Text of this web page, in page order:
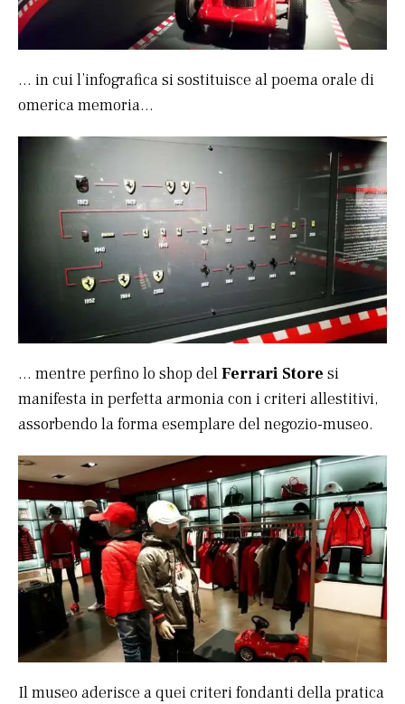
… in cui l’infografica si sostituisce al poema orale di
omerica memoria…
… mentre perfino lo shop delFerrari Store si
manifesta in perfetta armonia con i criteri allestitivi,
assorbendo la forma esemplare del negozio-museo.
Il museo aderisce a quei criteri fondanti della pratica